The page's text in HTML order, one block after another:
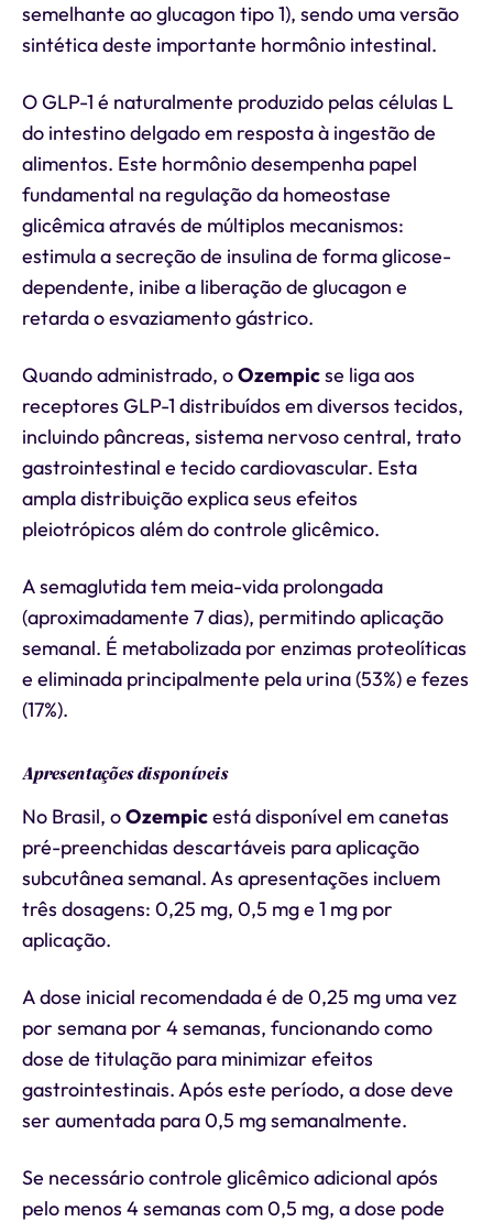
semelhante ao glucagon tipo 1), sendo uma versão
sintética deste importante hormônio intestinal.
O GLP-1 é naturalmente produzido pelas células L
do intestino delgado em resposta à ingestão de
alimentos. Este hormônio desempenha papel
fundamental na regulação da homeostase
glicêmica através de múltiplos mecanismos:
estimula a secreção de insulina de forma glicose-
dependente, inibe a liberação de glucagon e
retarda o esvaziamento gástrico.
Quando administrado, oOzempicse liga aos
receptores GLP-1 distribuídos em diversos tecidos,
incluindo pâncreas, sistema nervoso central, trato
gastrointestinal e tecido cardiovascular. Esta
ampla distribuição explica seus efeitos
pleiotrópicos além do controle glicêmico.
A semaglutida tem meia-vida prolongada
(aproximadamente 7 dias), permitindo aplicação
semanal. É metabolizada por enzimas proteolíticas
e eliminada principalmente pela urina (53%) e fezes
(17%).
Apresentações disponíveis
No Brasil, oOzempicestá disponível em canetas
pré-preenchidas descartáveis para aplicação
subcutânea semanal. As apresentações incluem
três dosagens: 0,25 mg, 0,5 mg e 1 mg por
aplicação.
A dose inicial recomendada é de 0,25 mg uma vez
por semana por 4 semanas, funcionando como
dose de titulação para minimizar efeitos
gastrointestinais. Após este período, a dose deve
ser aumentada para 0,5 mg semanalmente.
Se necessário controle glicêmico adicional após
pelo menos 4 semanas com 0,5 mg, a dose pode